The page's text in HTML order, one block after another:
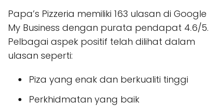
Papa’s Pizzeria memiliki 163 ulasan di Google
My Business dengan purata pendapat 4.6/5.
Pelbagai aspek positif telah dilihat dalam
ulasan seperti:
Piza yang enak dan berkualiti tinggi
Perkhidmatan yang baik